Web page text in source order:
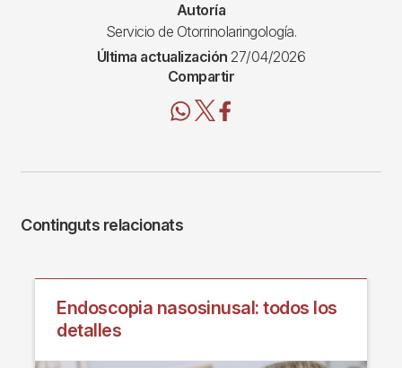
Autoría
Servicio de Otorrinolaringología.
Última actualización 27/04/2026
Compartir
Continguts relacionats
Endoscopia nasosinusal: todos los
detalles